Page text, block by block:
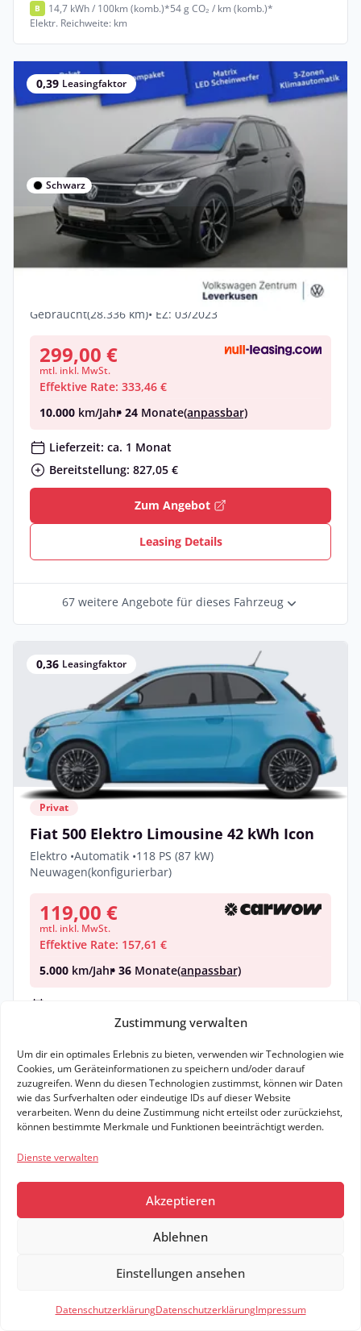
Zustimmung verwalten
Um dir ein optimales Erlebnis zu bieten, verwenden wir Technologien wie
Cookies, um Geräteinformationen zu speichern und/oder darauf
zuzugreifen. Wenn du diesen Technologien zustimmst, können wir Daten
wie das Surfverhalten oder eindeutige IDs auf dieser Website
verarbeiten. Wenn du deine Zustimmung nicht erteilst oder zurückziehst,
können bestimmte Merkmale und Funktionen beeinträchtigt werden.
Dienste verwalten
Akzeptieren
Ablehnen
Einstellungen ansehen
DatenschutzerklärungDatenschutzerklärungImpressum
Filter
B 14,7 kWh / 100km (komb.)*54 g CO₂ / km (komb.)*
Elektr. Reichweite: km
0,39 Leasingfaktor
Schwarz
Privat & Gewerbe
Volkswagen Tiguan R PANO MATRIX
320 PS (235 kW)
Gebraucht(28.336 km)• EZ: 03/2023
299,00 €
mtl. inkl. MwSt.
Effektive Rate: 333,46 €
10.000 km/Jahr• 24 Monate(anpassbar)
Lieferzeit: ca. 1 Monat
Bereitstellung: 827,05 €
Zum Angebot
Leasing Details
67 weitere Angebote für dieses Fahrzeug
0,36 Leasingfaktor
Privat
Fiat 500 Elektro Limousine 42 kWh Icon
Elektro •Automatik •118 PS (87 kW)
Neuwagen(konfigurierbar)
119,00 €
mtl. inkl. MwSt.
Effektive Rate: 157,61 €
5.000 km/Jahr• 36 Monate(anpassbar)
Bereitstellung: 1.390,00 €
6.000,00 € E-Auto Prämie eingerechnet
Zum Angebot
Leasing Details
A 13,6 kWh / 100km (komb.)*